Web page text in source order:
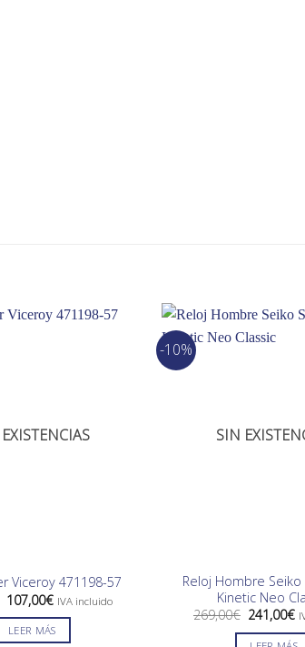
Viceroy 471198-57
El
precio
original
era:
107,00€El
actual
es:
IVA incluido
LEER MÁS
-10%
SIN
Reloj Hombre Seiko
Kinetic Neo
269,00€ El
precio
original
241,00€El